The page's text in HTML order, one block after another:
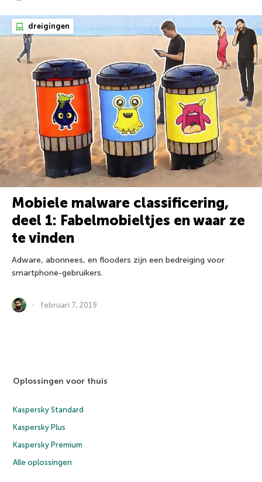
dreigingen
Mobiele malware classificering,
deel 1: Fabelmobieltjes en waar ze
te vinden
Adware, abonnees, en flooders zijn een bedreiging voor
smartphone-gebruikers.
februari 7, 2019
Oplossingen voor thuis
Kaspersky Standard
Kaspersky Plus
Kaspersky Premium
Alle oplossingen